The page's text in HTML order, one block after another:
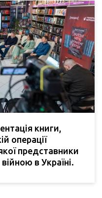
книги,
операції
представники
в Україні.